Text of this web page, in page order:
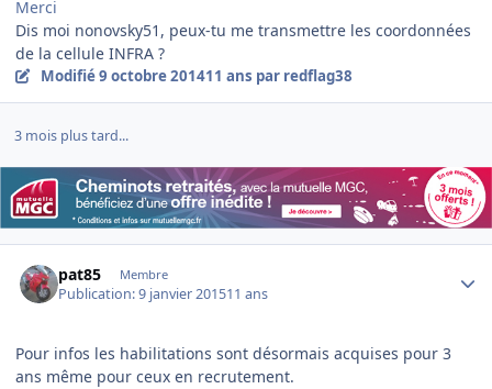
Merci
Dis moi nonovsky51, peux-tu me transmettre les coordonnées
de la cellule INFRA ?
Modifié9 octobre 201411 ans par redflag38
3 mois plus tard...
pat85 Membre
Publication:9 janvier 201511 ans
Pour infos les habilitations sont désormais acquises pour 3
ans même pour ceux en recrutement.